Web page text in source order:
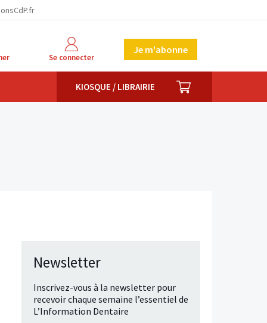
Se connecter
Je m'abonne
KIOSQUE / LIBRAIRIE PANIER
Newsletter
Inscrivez-vous à la newsletter pour
recevoir chaque semaine l’essentiel de
L’Information Dentaire